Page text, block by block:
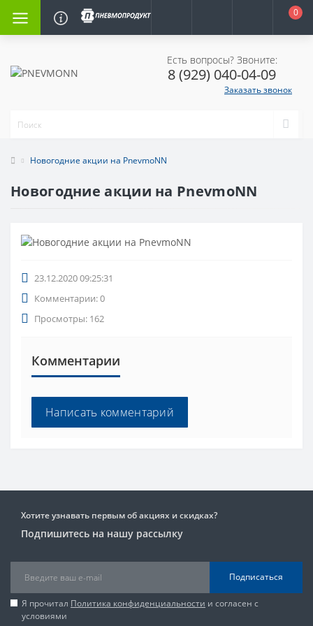
0
Есть вопросы? Звоните:
8 (929) 040-04-09
Заказать звонок
Новогодние акции на PnevmoNN
Новогодние акции на PnevmoNN
23.12.2020 09:25:31
Комментарии: 0
Просмотры: 162
Комментарии
Написать комментарий
Хотите узнавать первым об акциях и скидках?
Подпишитесь на нашу рассылку
Подписаться
Я прочитал Политика конфиденциальности и согласен с
условиями